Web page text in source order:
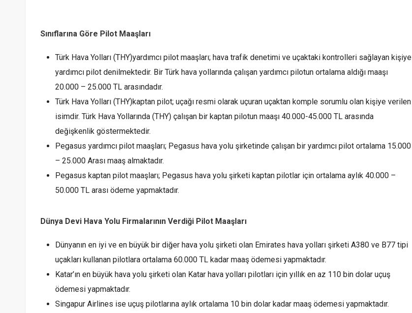
Sınıflarına Göre Pilot Maaşları
Türk Hava Yolları (THY)yardımcı pilot maaşları; hava trafik denetimi ve uçaktaki kontrolleri sağlayan kişiye
yardımcı pilot denilmektedir. Bir Türk hava yollarında çalışan yardımcı pilotun ortalama aldığı maaşı
20.000 – 25.000 TL arasındadır.
Türk Hava Yolları (THY)kaptan pilot; uçağı resmi olarak uçuran uçaktan komple sorumlu olan kişiye verilen
isimdir. Türk Hava Yollarında (THY) çalışan bir kaptan pilotun maaşı 40.000-45.000 TL arasında
değişkenlik göstermektedir.
Pegasus yardımcı pilot maaşları; Pegasus hava yolu şirketinde çalışan bir yardımcı pilot ortalama 15.000
– 25.000 Arası maaş almaktadır.
Pegasus kaptan pilot maaşları; Pegasus hava yolu şirketi kaptan pilotlar için ortalama aylık 40.000 –
50.000 TL arası ödeme yapmaktadır.
Dünya Devi Hava Yolu Firmalarının Verdiği Pilot Maaşları
Dünyanın en iyi ve en büyük bir diğer hava yolu şirketi olan Emirates hava yolları şirketi A380 ve B77 tipi
uçakları kullanan pilotlara ortalama 60.000 TL kadar maaş ödemesi yapmaktadır.
Katar’ın en büyük hava yolu şirketi olan Katar hava yolları pilotları için yıllık en az 110 bin dolar uçuş
ödemesi yapmaktadır.
Singapur Airlines ise uçuş pilotlarına aylık ortalama 10 bin dolar kadar maaş ödemesi yapmaktadır.